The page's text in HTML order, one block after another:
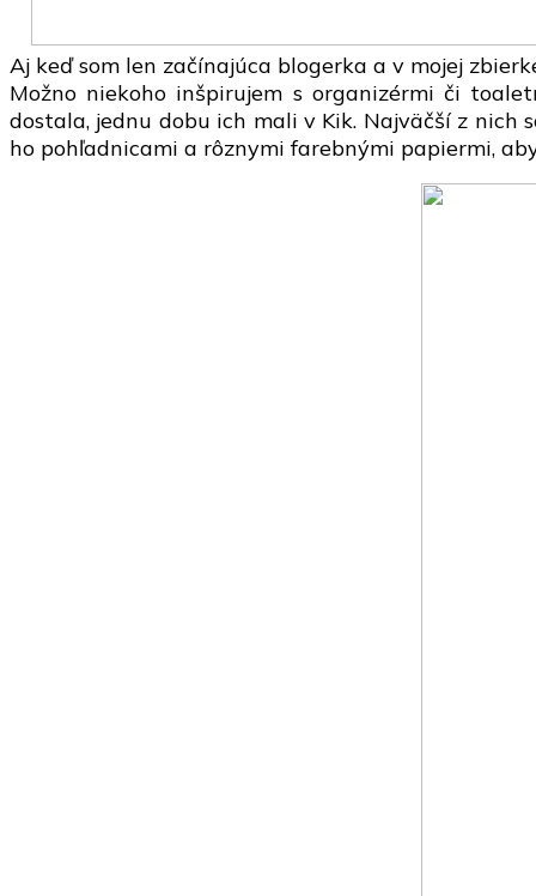
Aj keď som len začínajúca blogerka a v mojej
Možno niekoho inšpirujem s organizérmi či
dostala, jednu dobu ich mali v Kik. Najväčší z nich
ho pohľadnicami a rôznymi farebnými papiermi,